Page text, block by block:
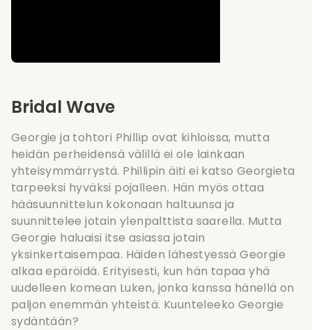
Bridal Wave
Georgie ja tohtori Phillip ovat kihloissa, mutta
heidän perheidensä välillä ei ole lainkaan
yhteisymmärrystä. Phillipin äiti ei katso Georgieta
tarpeeksi hyväksi pojalleen. Hän myös ottaa
hääsuunnittelun kokonaan haltuunsa ja
suunnittelee jotain ylenpalttista saarella. Mutta
Georgie haluaisi itse asiassa jotain
yksinkertaisempaa. Häiden lähestyessä Georgie
alkaa epäröidä. Erityisesti, kun hän tapaa yhä
uudelleen komean Luken, jonka kanssa hänellä on
paljon enemmän yhteistä. Kuunteleeko Georgie
sydäntään?